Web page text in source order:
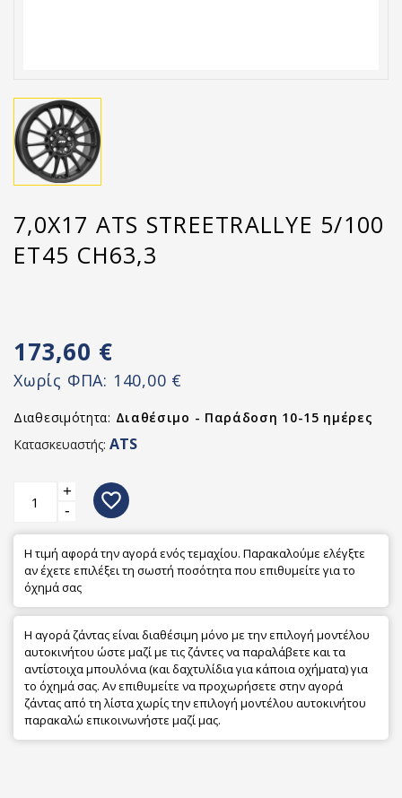
7,0X17 ATS STREETRALLYE 5/100
ET45 CH63,3
173,60 €
Χωρίς ΦΠΑ: 140,00 €
Διαθεσιμότητα: Διαθέσιμο - Παράδοση 10-15 ημέρες
Κατασκευαστής: ATS
+
-
favorite_border
Η τιμή αφορά την αγορά ενός τεμαχίου. Παρακαλούμε ελέγξτε
αν έχετε επιλέξει τη σωστή ποσότητα που επιθυμείτε για το
όχημά σας
Η αγορά ζάντας είναι διαθέσιμη μόνο με την επιλογή μοντέλου
αυτοκινήτου ώστε μαζί με τις ζάντες να παραλάβετε και τα
αντίστοιχα μπουλόνια (και δαχτυλίδια για κάποια οχήματα) για
το όχημά σας. Αν επιθυμείτε να προχωρήσετε στην αγορά
ζάντας από τη λίστα χωρίς την επιλογή μοντέλου αυτοκινήτου
παρακαλώ επικοινωνήστε μαζί μας.